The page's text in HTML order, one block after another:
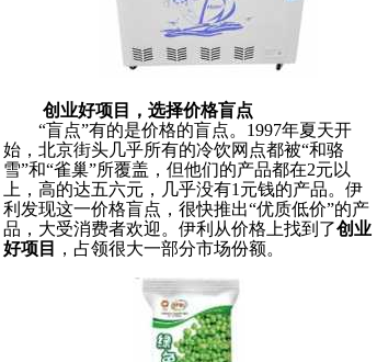
创业好项目，选择价格盲点
“盲点”有的是价格的盲点。1997年夏天开
始，北京街头几乎所有的冷饮网点都被“和骆
雪”和“雀巢”所覆盖，但他们的产品都在2元以
上，高的达五六元，几乎没有1元钱的产品。伊
利发现这一价格盲点，很快推出“优质低价”的产
品，大受消费者欢迎。伊利从价格上找到了创业
好项目
，占领很大一部分市场份额。